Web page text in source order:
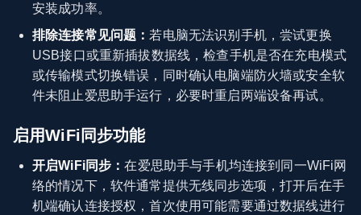
安装成功率。
排除连接常见问题： 若电脑无法识别手机，尝试更换
USB接口或重新插拔数据线，检查手机是否在充电模式
或传输模式切换错误，同时确认电脑端防火墙或安全软
件未阻止爱思助手运行，必要时重启两端设备再试。
启用WiFi同步功能
开启WiFi同步：在爱思助手与手机均连接到同一WiFi网
络的情况下，软件通常提供无线同步选项，打开后在手
机端确认连接授权，首次使用可能需要通过数据线进行